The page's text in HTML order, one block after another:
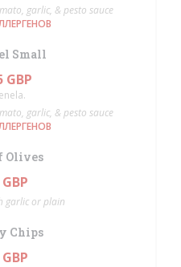
garlic, & pesto sauce
Small
GBP
garlic, & pesto sauce
Olives
garlic or plain
Chips